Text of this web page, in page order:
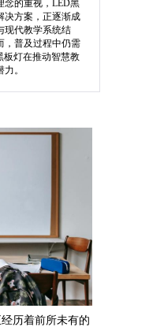
念的重视，LED黑
决方案，正逐渐成
现代教学系统结
，普及过程中仍需
板灯在推动智慧教
。
历着前所未有的